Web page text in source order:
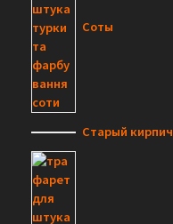
Соты
Старый кирпич